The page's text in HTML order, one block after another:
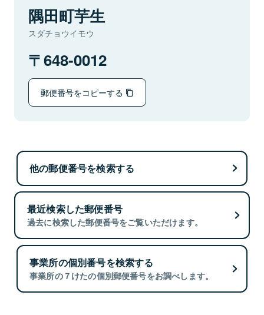
隅田町芋生
スダチョウイモウ
648-0012
郵便番号をコピーする
他の郵便番号を検索する
最近検索した郵便番号
過去に検索した郵便番号をご覧いただけます。
事業所の個別番号を検索する
事業所の７けたの個別郵便番号をお調べします。